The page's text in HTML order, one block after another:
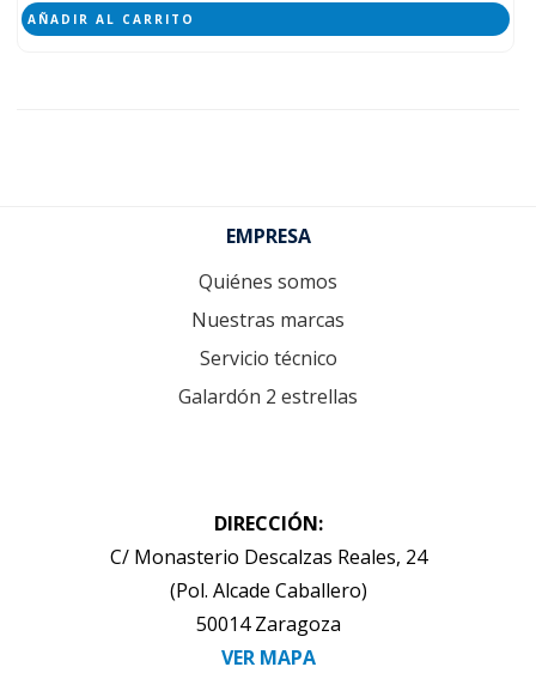
AÑADIR AL CARRITO
EMPRESA
Quiénes somos
Nuestras marcas
Servicio técnico
Galardón 2 estrellas
DIRECCIÓN:
C/ Monasterio Descalzas Reales, 24
(Pol. Alcade Caballero)
50014 Zaragoza
VER MAPA